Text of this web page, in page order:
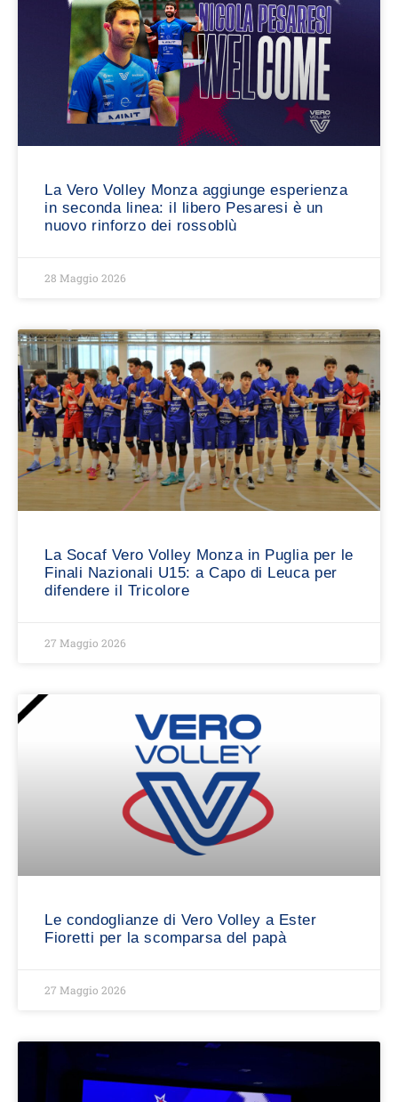
La Vero Volley Monza aggiunge esperienza
in seconda linea: il libero Pesaresi è un
nuovo rinforzo dei rossoblù
28 Maggio 2026
La Socaf Vero Volley Monza in Puglia per le
Finali Nazionali U15: a Capo di Leuca per
difendere il Tricolore
27 Maggio 2026
Le condoglianze di Vero Volley a Ester
Fioretti per la scomparsa del papà
27 Maggio 2026